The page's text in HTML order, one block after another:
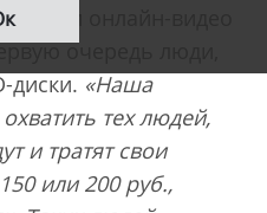
онлайн-видео
очередь люди,
диски. «Наша
тех людей,
и тратят свои
или 200 руб.,